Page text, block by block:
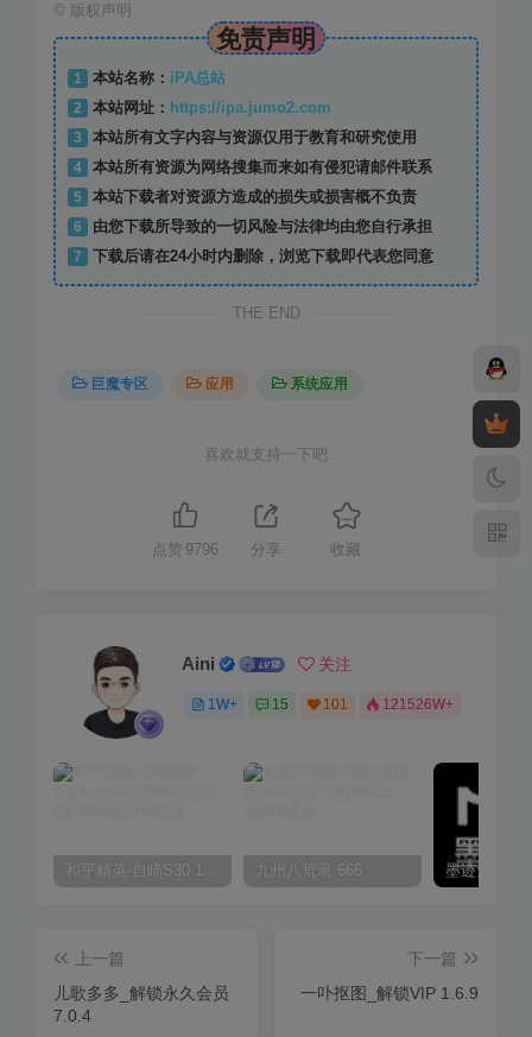
© 版权声明
免责声明
1 本站名称： iPA总站
2
本站网址： https://ipa.jumo2.com
3
本站所有文字内容与资源仅用于教育和研究使用
4
本站所有资源为网络搜集而来如有侵犯请邮件联系
5
本站下载者对资源方造成的损失或损害概不负责
6
由您下载所导致的一切风险与法律均由您自行承担
7
下载后请在24小时内删除，浏览下载即代表您同意
THE END
巨魔专区 应用 系统应用
喜欢就支持一下吧
点赞 9796 分享 收藏
Aini 关注
1W+ 15 101 121526W+
和平精英-自瞄S30 1.0.0 九州八荒录 666
上一篇
儿歌多多_解锁永久会员
7.0.4
下一篇
一卟抠图_解锁VIP 1.6.9